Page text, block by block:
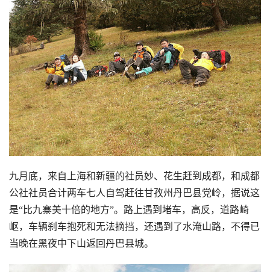
九月底，来自上海和新疆的社员妙、花生赶到成都，和成都
公社社员合计两车七人自驾赶往甘孜州丹巴县党岭，据说这
是“比九寨美十倍的地方”。路上遇到堵车，高反，道路崎
岖，车辆刹车抱死和无法摘挡，还遇到了水淹山路，不得已
当晚在黑夜中下山返回丹巴县城。